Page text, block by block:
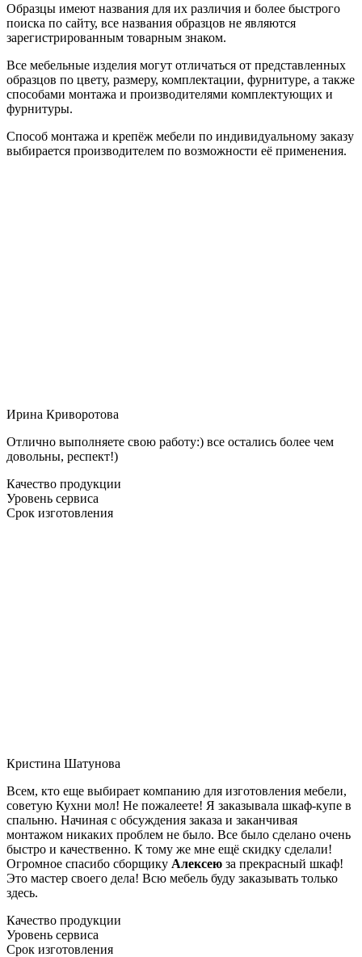
Образцы имеют названия для их различия и более быстрого
поиска по сайту, все названия образцов не являются
зарегистрированным товарным знаком.
Все мебельные изделия могут отличаться от представленных
образцов по цвету, размеру, комплектации, фурнитуре, а также
способами монтажа и производителями комплектующих и
фурнитуры.
Способ монтажа и крепёж мебели по индивидуальному заказу
выбирается производителем по возможности её применения.
Ирина Криворотова
Отлично выполняете свою работу:) все остались более чем
довольны, респект!)
Качество продукции
Уровень сервиса
Срок изготовления
Кристина Шатунова
Всем, кто еще выбирает компанию для изготовления мебели,
советую Кухни мол! Не пожалеете! Я заказывала шкаф-купе в
спальню. Начиная с обсуждения заказа и заканчивая
монтажом никаких проблем не было. Все было сделано очень
быстро и качественно. К тому же мне ещё скидку сделали!
Огромное спасибо сборщику Алексею за прекрасный шкаф!
Это мастер своего дела! Всю мебель буду заказывать только
здесь.
Качество продукции
Уровень сервиса
Срок изготовления